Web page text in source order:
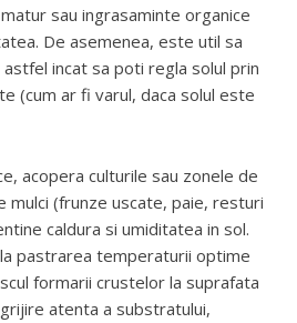
sau ingrasaminte organice
De asemenea, este util sa
incat sa poti regla solul prin
(cum ar fi varul, daca solul este
acopera culturile sau zonele de
mulci (frunze uscate, paie, resturi
caldura si umiditatea in sol.
pastrarea temperaturii optime
formarii crustelor la suprafata
atenta a substratului,